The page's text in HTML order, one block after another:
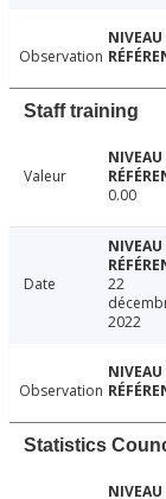
Observation
Staff training
Valeur
0.00
Date
22
2022
Observation
Statistics